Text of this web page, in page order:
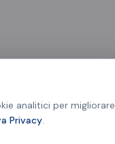
analitici per migliorare
Privacy.